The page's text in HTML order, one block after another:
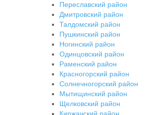
Переславский район
Дмитровский район
Талдомский район
Пушкинский район
Ногинский район
Одинцовский район
Раменский район
Красногорский район
Солнечногорский район
Мытищинский район
Щелковский район